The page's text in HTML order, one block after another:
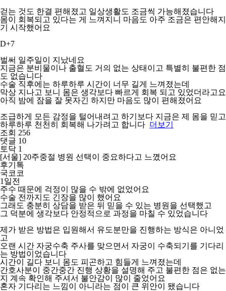
걷는 것도 한결 편해졌고 일상생활도 조금씩 가능해졌습니다
몸이 회복되고 있다는 게 느껴지니 마음도 아주 조금은 편안해지
기 시작했어요
D+7
벌써 일주일이 지났네요
지금은 분비물이나 출혈도 거의 없는 상태이고 특별히 불편한 점
도 없습니다
수술 직후에는 하루하루 시간이 너무 길게 느껴졌는데
막상 지나고 보니 몸은 생각보다 빠르게 회복 되고 있었더라고요
아직 밤에 잠을 잘 못자긴 하지만 마음도 많이 편해졌어요
조급하게 모든 감정을 털어내려고 하기보다 지금은 제 몸을 믿고
하루하루 천천히 회복해 나가려고 합니다 더보기
조회 256
댓글 10
토닥 1
[서울] 20주중절 병원 선택이 중요하다고 느꼈어요
후기톡
국코코
1일전
주수 때문에 걱정이 많을 수 밖에 없었어요
수술 전까지도 긴장을 많이 했어요
그래도 충분히 상담을 받은 뒤 믿을 수 있는 병원을 선택했고
그 덕분에 생각보다 안정적으로 과정을 마칠 수 있었습니다
제가 받은 방법은 입원해서 유도분만을 진행하는 방식은 아니었
고
오랜 시간 자궁수축 주사를 맞으면서 자궁이 수축되기를 기다리
는 방법이었습니다
시간이 길다 보니 몸도 피곤하고 힘들게 느껴졌는데
간호사분이 중간중간 진행 상황을 설명해 주고 불편한 점은 없는
지 계속 확인해 주셔서 불안감이 많이 줄었어요
혼자 기다리는 느낌이 아니라는 점이 큰 위안이 됐습니다